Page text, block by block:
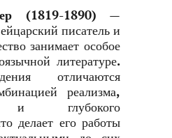
(1819-1890) —
писатель и
занимает особое
литературе.
отличаются
реализма,
и глубокого
делает его работы